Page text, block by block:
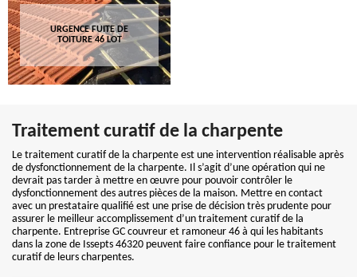
URGENCE FUITE DE
TOITURE 46 LOT
Traitement curatif de la charpente
Le traitement curatif de la charpente est une intervention réalisable après
de dysfonctionnement de la charpente. Il s’agit d’une opération qui ne
devrait pas tarder à mettre en œuvre pour pouvoir contrôler le
dysfonctionnement des autres pièces de la maison. Mettre en contact
avec un prestataire qualifié est une prise de décision très prudente pour
assurer le meilleur accomplissement d’un traitement curatif de la
charpente. Entreprise GC couvreur et ramoneur 46 à qui les habitants
dans la zone de Issepts 46320 peuvent faire confiance pour le traitement
curatif de leurs charpentes.